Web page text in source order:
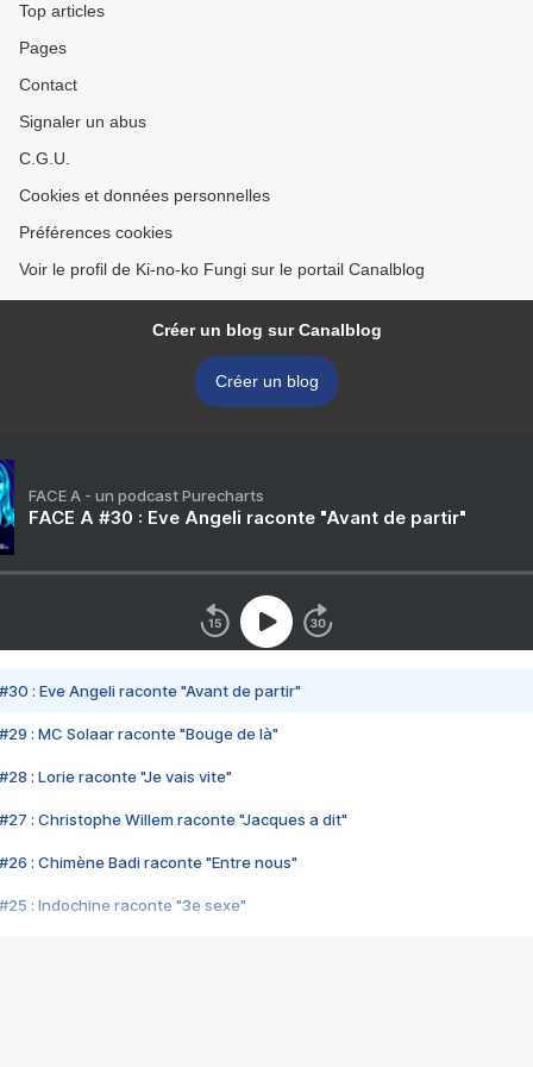
Top articles
Pages
Contact
Signaler un abus
C.G.U.
Cookies et données personnelles
Préférences cookies
Voir le profil de Ki-no-ko Fungi sur le portail Canalblog
Créer un blog sur Canalblog
Créer un blog
FACE A - un podcast Purecharts
FACE A #30 : Eve Angeli raconte "Avant de partir"
#30 : Eve Angeli raconte "Avant de partir"
#29 : MC Solaar raconte "Bouge de là"
#28 : Lorie raconte "Je vais vite"
#27 : Christophe Willem raconte "Jacques a dit"
#26 : Chimène Badi raconte "Entre nous"
#25 : Indochine raconte "3e sexe"